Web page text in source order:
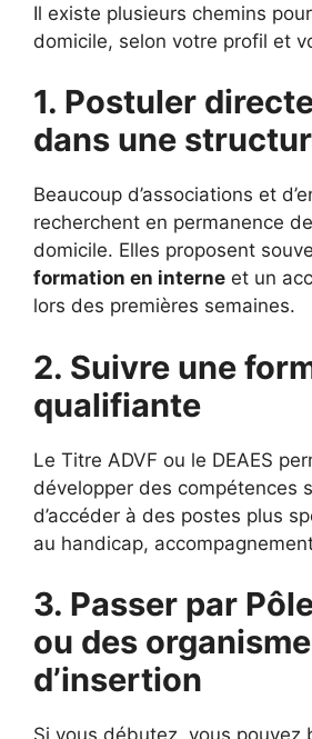
Il existe plusieurs chemins
domicile, selon votre profil et
1. Postuler
dans une
Beaucoup d’associations et
recherchent en permanence
domicile. Elles proposent
formation en interne et un
lors des premières semaines.
2. Suivre une
qualifiante
Le Titre ADVF ou le DEAES
développer des compétences
d’accéder à des postes plus
au handicap,
3. Passer par
ou des
d’insertion